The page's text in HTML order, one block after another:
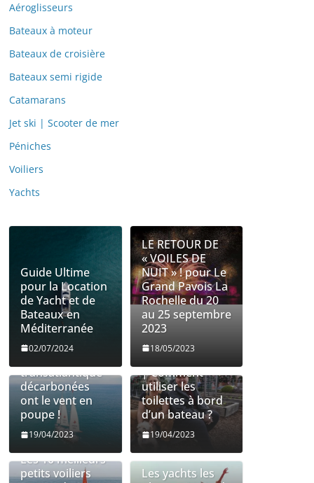
Aéroglisseurs
Bateaux à moteur
Bateaux de croisière
Bateaux semi rigide
Catamarans
Jet ski | Scooter de mer
Péniches
Voiliers
Yachts
Guide Ultime
pour la Location
de Yacht et de
Bateaux en
Méditerranée
02/07/2024
LE RETOUR DE
« VOILES DE
NUIT » ! pour Le
Grand Pavois La
Rochelle du 20
au 25 septembre
2023
18/05/2023
Les entreprises
transatlantique
décarbonées
ont le vent en
poupe !
19/04/2023
Utilisation des
| Comment
utiliser les
toilettes à bord
d’un bateau ?
19/04/2023
Les 10 meilleurs
petits voiliers
Les yachts les